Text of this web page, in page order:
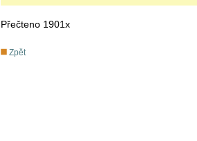
Přečteno 1901x
Zpět